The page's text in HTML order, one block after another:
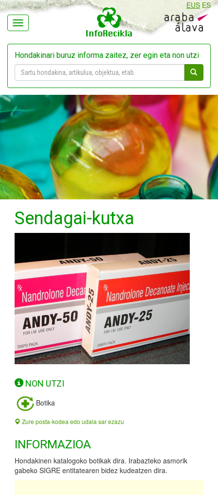
Navegación
EUS ES
Hondakinari buruz informa zaitez, zer egin eta non utzi
Sendagai-kutxa
NON UTZI
Botika
Zure posta-kodea edo udala sar ezazu
INFORMAZIOA
Hondakinen katalogoko botikak dira. Irabazteko asmorik
gabeko SIGRE entitatearen bidez kudeatzen dira.